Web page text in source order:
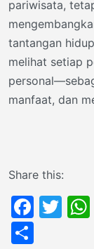
pariwisata,
tantangan
melihat setiap
manfaat, dan
Share this: